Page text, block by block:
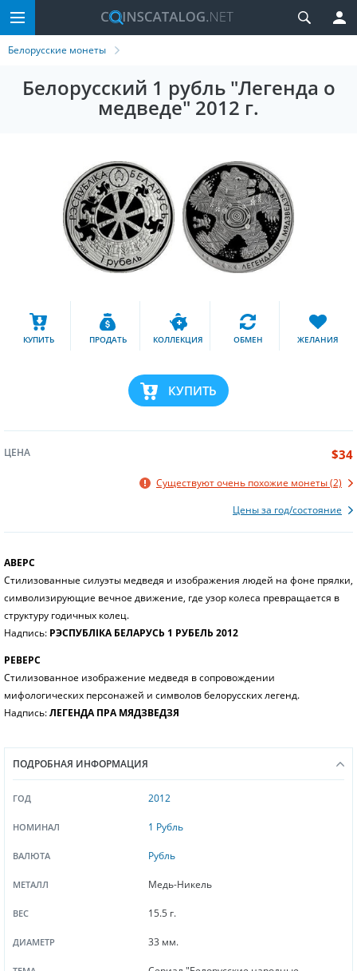
Белорусские монеты
Белорусский 1 рубль "Легенда о
медведе" 2012 г.
КУПИТЬ ПРОДАТЬ КОЛЛЕКЦИЯ ОБМЕН ЖЕЛАНИЯ
КУПИТЬ
ЦЕНА $34
Существуют очень похожие монеты (2)
Цены за год/состояние
АВЕРС
Стилизованные силуэты медведя и изображения людей на фоне прялки,
символизирующие вечное движение, где узор колеса превращается в
структуру годичных колец.
Надпись: РЭСПУБЛІКА БЕЛАРУСЬ 1 РУБЕЛЬ 2012
РЕВЕРС
Стилизованное изображение медведя в сопровождении
мифологических персонажей и символов белорусских легенд.
Надпись:ЛЕГЕНДА ПРА МЯДЗВЕДЗЯ
ПОДРОБНАЯ ИНФОРМАЦИЯ
ГОД 2012
НОМИНАЛ 1 Рубль
ВАЛЮТА Рубль
МЕТАЛЛ Медь-Никель
ВЕС 15.5 г.
ДИАМЕТР 33 мм.